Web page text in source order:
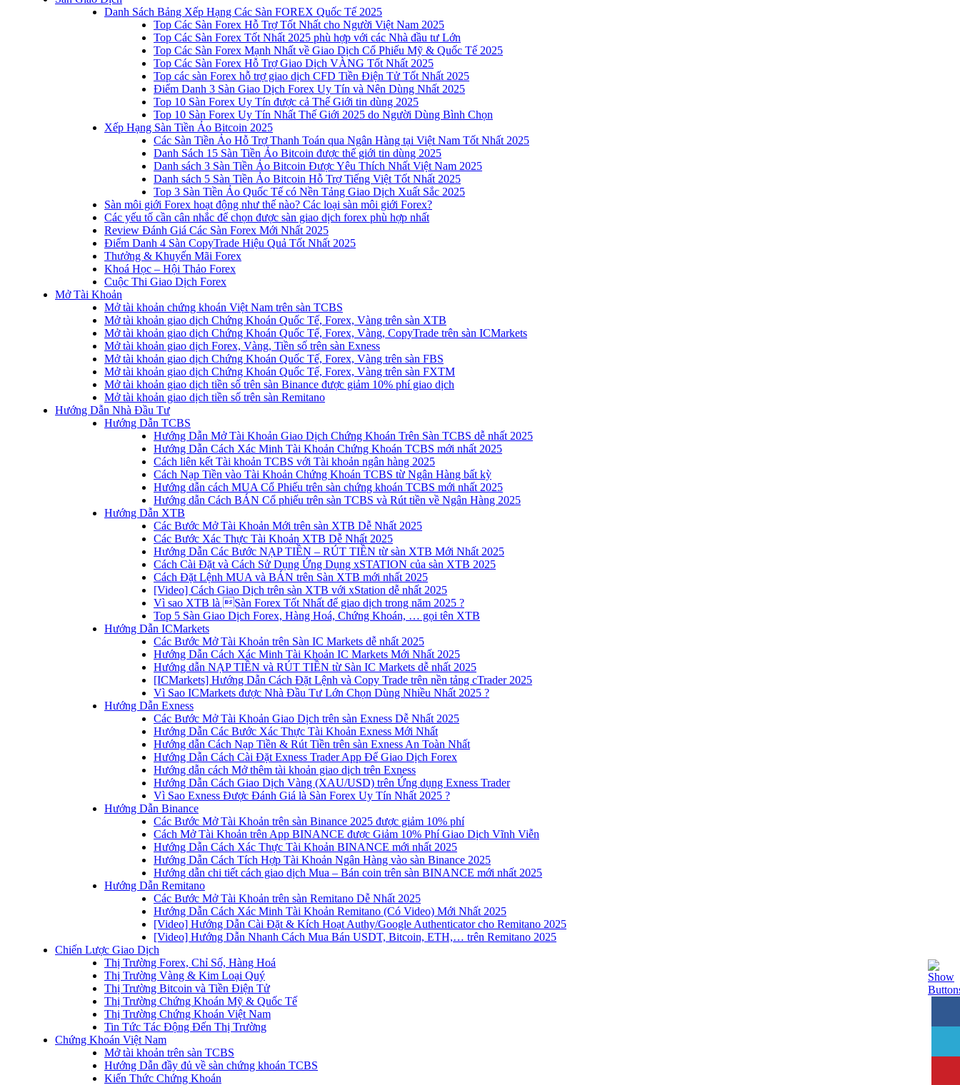
Danh Sách Bảng Xếp Hạng Các Sàn FOREX Quốc Tế 2025
Top Các Sàn Forex Hỗ Trợ Tốt Nhất cho Người Việt Nam 2025
Top Các Sàn Forex Tốt Nhất 2025 phù hợp với các Nhà đầu tư Lớn
Top Các Sàn Forex Mạnh Nhất về Giao Dịch Cổ Phiếu Mỹ & Quốc Tế 2025
Top Các Sàn Forex Hỗ Trợ Giao Dịch VÀNG Tốt Nhất 2025
Top các sàn Forex hỗ trợ giao dịch CFD Tiền Điện Tử Tốt Nhất 2025
Điểm Danh 3 Sàn Giao Dịch Forex Uy Tín và Nên Dùng Nhất 2025
Top 10 Sàn Forex Uy Tín được cả Thế Giới tin dùng 2025
Top 10 Sàn Forex Uy Tín Nhất Thế Giới 2025 do Người Dùng Bình Chọn
Xếp Hạng Sàn Tiền Ảo Bitcoin 2025
Các Sàn Tiền Ảo Hỗ Trợ Thanh Toán qua Ngân Hàng tại Việt Nam Tốt Nhất 2025
Danh Sách 15 Sàn Tiền Ảo Bitcoin được thế giới tin dùng 2025
Danh sách 3 Sàn Tiền Ảo Bitcoin Được Yêu Thích Nhất Việt Nam 2025
Danh sách 5 Sàn Tiền Ảo Bitcoin Hỗ Trợ Tiếng Việt Tốt Nhất 2025
Top 3 Sàn Tiền Ảo Quốc Tế có Nền Tảng Giao Dịch Xuất Sắc 2025
Sàn môi giới Forex hoạt động như thế nào? Các loại sàn môi giới Forex?
Các yếu tố cần cân nhắc để chọn được sàn giao dịch forex phù hợp nhất
Review Đánh Giá Các Sàn Forex Mới Nhất 2025
Điểm Danh 4 Sàn CopyTrade Hiệu Quả Tốt Nhất 2025
Thưởng & Khuyến Mãi Forex
Khoá Học – Hội Thảo Forex
Cuộc Thi Giao Dịch Forex
Mở Tài Khoản
Mở tài khoản chứng khoán Việt Nam trên sàn TCBS
Mở tài khoản giao dịch Chứng Khoán Quốc Tế, Forex, Vàng trên sàn XTB
Mở tài khoản giao dịch Chứng Khoán Quốc Tế, Forex, Vàng, CopyTrade trên sàn ICMarkets
Mở tài khoản giao dịch Forex, Vàng, Tiền số trên sàn Exness
Mở tài khoản giao dịch Chứng Khoán Quốc Tế, Forex, Vàng trên sàn FBS
Mở tài khoản giao dịch Chứng Khoán Quốc Tế, Forex, Vàng trên sàn FXTM
Mở tài khoản giao dịch tiền số trên sàn Binance được giảm 10% phí giao dịch
Mở tài khoản giao dịch tiền số trên sàn Remitano
Hướng Dẫn Nhà Đầu Tư
Hướng Dẫn TCBS
Hướng Dẫn Mở Tài Khoản Giao Dịch Chứng Khoán Trên Sàn TCBS dễ nhất 2025
Hướng Dẫn Cách Xác Minh Tài Khoản Chứng Khoán TCBS mới nhất 2025
Cách liên kết Tài khoản TCBS với Tài khoản ngân hàng 2025
Cách Nạp Tiền vào Tài Khoản Chứng Khoán TCBS từ Ngân Hàng bất kỳ
Hướng dẫn cách MUA Cổ Phiếu trên sàn chứng khoán TCBS mới nhất 2025
Hướng dẫn Cách BÁN Cổ phiếu trên sàn TCBS và Rút tiền về Ngân Hàng 2025
Hướng Dẫn XTB
Các Bước Mở Tài Khoản Mới trên sàn XTB Dễ Nhất 2025
Các Bước Xác Thực Tài Khoản XTB Dễ Nhất 2025
Hướng Dẫn Các Bước NẠP TIỀN – RÚT TIỀN từ sàn XTB Mới Nhất 2025
Cách Cài Đặt và Cách Sử Dụng Ứng Dụng xSTATION của sàn XTB 2025
Cách Đặt Lệnh MUA và BÁN trên Sàn XTB mới nhất 2025
[Video] Cách Giao Dịch trên sàn XTB với xStation dễ nhất 2025
Vì sao XTB là Sàn Forex Tốt Nhất để giao dịch trong năm 2025 ?
Top 5 Sàn Giao Dịch Forex, Hàng Hoá, Chứng Khoán, … gọi tên XTB
Hướng Dẫn ICMarkets
Các Bước Mở Tài Khoản trên Sàn IC Markets dễ nhất 2025
Hướng Dẫn Cách Xác Minh Tài Khoản IC Markets Mới Nhất 2025
Hướng dẫn NẠP TIỀN và RÚT TIỀN từ Sàn IC Markets dễ nhất 2025
[ICMarkets] Hướng Dẫn Cách Đặt Lệnh và Copy Trade trên nền tảng cTrader 2025
Vì Sao ICMarkets được Nhà Đầu Tư Lớn Chọn Dùng Nhiều Nhất 2025 ?
Hướng Dẫn Exness
Các Bước Mở Tài Khoản Giao Dịch trên sàn Exness Dễ Nhất 2025
Hướng Dẫn Các Bước Xác Thực Tài Khoản Exness Mới Nhất
Hướng dẫn Cách Nạp Tiền & Rút Tiền trên sàn Exness An Toàn Nhất
Hướng Dẫn Cách Cài Đặt Exness Trader App Để Giao Dịch Forex
Hướng dẫn cách Mở thêm tài khoản giao dịch trên Exness
Hướng Dẫn Cách Giao Dịch Vàng (XAU/USD) trên Ứng dụng Exness Trader
Vì Sao Exness Được Đánh Giá là Sàn Forex Uy Tín Nhất 2025 ?
Hướng Dẫn Binance
Các Bước Mở Tài Khoản trên sàn Binance 2025 được giảm 10% phí
Cách Mở Tài Khoản trên App BINANCE được Giảm 10% Phí Giao Dịch Vĩnh Viễn
Hướng Dẫn Cách Xác Thực Tài Khoản BINANCE mới nhất 2025
Hướng Dẫn Cách Tích Hợp Tài Khoản Ngân Hàng vào sàn Binance 2025
Hướng dẫn chi tiết cách giao dịch Mua – Bán coin trên sàn BINANCE mới nhất 2025
Hướng Dẫn Remitano
Các Bước Mở Tài Khoản trên sàn Remitano Dễ Nhất 2025
Hướng Dẫn Cách Xác Minh Tài Khoản Remitano (Có Video) Mới Nhất 2025
[Video] Hướng Dẫn Cài Đặt & Kích Hoạt Authy/Google Authenticator cho Remitano 2025
[Video] Hướng Dẫn Nhanh Cách Mua Bán USDT, Bitcoin, ETH,… trên Remitano 2025
Chiến Lược Giao Dịch
Thị Trường Forex, Chỉ Số, Hàng Hoá
Thị Trường Vàng & Kim Loại Quý
Thị Trường Bitcoin và Tiền Điện Tử
Thị Trường Chứng Khoán Mỹ & Quốc Tế
Thị Trường Chứng Khoán Việt Nam
Tin Tức Tác Động Đến Thị Trường
Chứng Khoán Việt Nam
Mở tài khoản trên sàn TCBS
Hướng Dẫn đầy đủ về sàn chứng khoán TCBS
Kiến Thức Chứng Khoán